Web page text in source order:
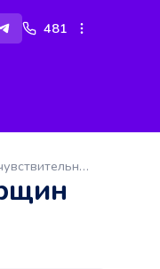
481
La Roche-Posay Hyalu B5 Набор Концентрат против морщин в ампулах 12 мл + Мицеллярная вода ULTRA для чувствительной кожи 15 мл + Аквагель SPF30 3 мл + Сыворотка концентрат против морщин 10 мл